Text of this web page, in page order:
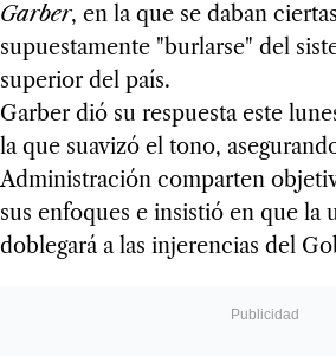
Garber, en la que se daban
supuestamente "burlarse" del
superior del país.
Garber dió su respuesta este
la que suavizó el tono,
Administración comparten
sus enfoques e insistió en que la
doblegará a las injerencias del